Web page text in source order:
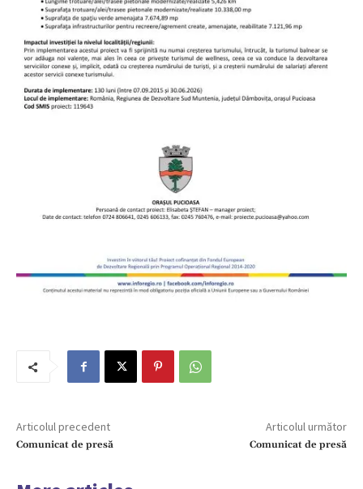
Articolul precedent
Comunicat de presă
Articolul următor
Comunicat de presă